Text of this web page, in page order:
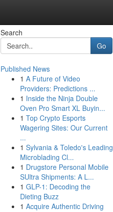
Search
Go
Published News
1 A Future of Video
Providers: Predictions ...
1 Inside the Ninja Double
Oven Pro Smart XL Buyin...
1 Top Crypto Esports
Wagering Sites: Our Current
...
1 Sylvania & Toledo's Leading
Microblading Cl...
1 Drugstore Personal Mobile
SUltra Shipments: A L...
1 GLP-1: Decoding the
Dieting Buzz
1 Acquire Authentic Driving